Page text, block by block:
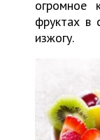
огромное
фруктах в
изжогу.